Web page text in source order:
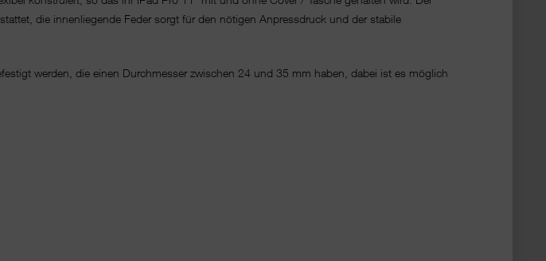
die innenliegende Feder sorgt für den nötigen Anpressdruck und der stabile
werden, die einen Durchmesser zwischen 24 und 35 mm haben, dabei ist es möglich